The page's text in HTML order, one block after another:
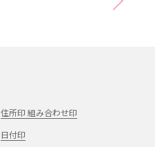
住所印 組み合わせ印
日付印